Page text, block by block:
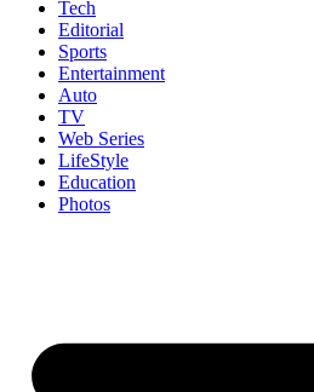
Tech
Editorial
Sports
Entertainment
Auto
TV
Web Series
LifeStyle
Education
Photos